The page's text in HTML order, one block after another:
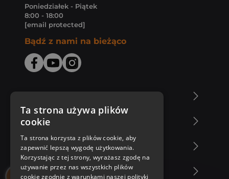
Poniedziałek - Piątek
8:00 - 18:00
[email protected]
Bądź z nami na bieżąco
Zakupy u nas
Nasza oferta
Nasi autorzy
Ta strona używa plików
cookie
Ta strona korzysta z plików cookie, aby
zapewnić lepszą wygodę użytkowania.
Korzystając z tej strony, wyrażasz zgodę na
używanie przez nas wszystkich plików
cookie zgodnie z warunkami naszej polityki